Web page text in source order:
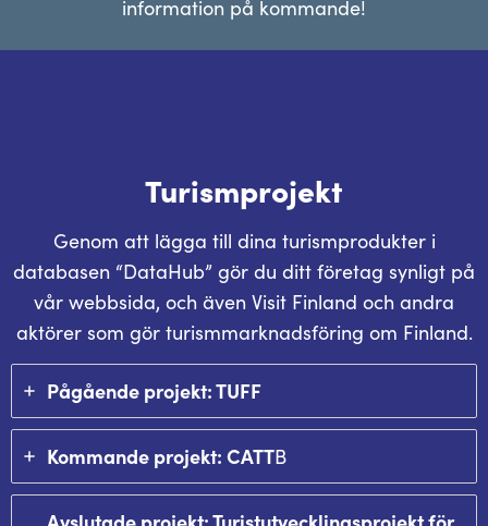
information på kommande!
Turismprojekt
Genom att lägga till dina turismprodukter i
databasen “DataHub” gör du ditt företag synligt på
vår webbsida, och även Visit Finland och andra
aktörer som gör turismmarknadsföring om Finland.
Pågående projekt: TUFF
Kommande projekt: CATTB